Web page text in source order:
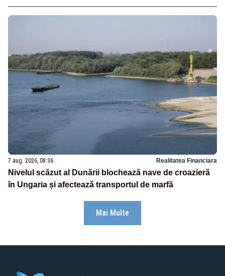
7 aug. 2026, 08:36 Realitatea Financiara
Nivelul scăzut al Dunării blochează nave de croazieră
în Ungaria și afectează transportul de marfă
Mai Multe